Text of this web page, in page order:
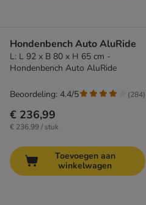
Hondenbench Auto AluRide
L: L 92 x B 80 x H 65 cm -
Hondenbench Auto AluRide
€ 236,99
€ 236,99 / stuk
Beoordeling: 4.4/5 (284)
Toevoegen aan
winkelwagen